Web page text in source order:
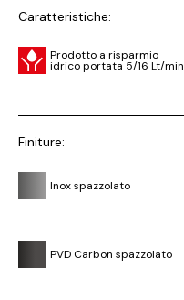
Caratteristiche:
Prodotto a risparmio
idrico portata 5/16 Lt/min
Finiture:
Inox spazzolato
PVD Carbon spazzolato